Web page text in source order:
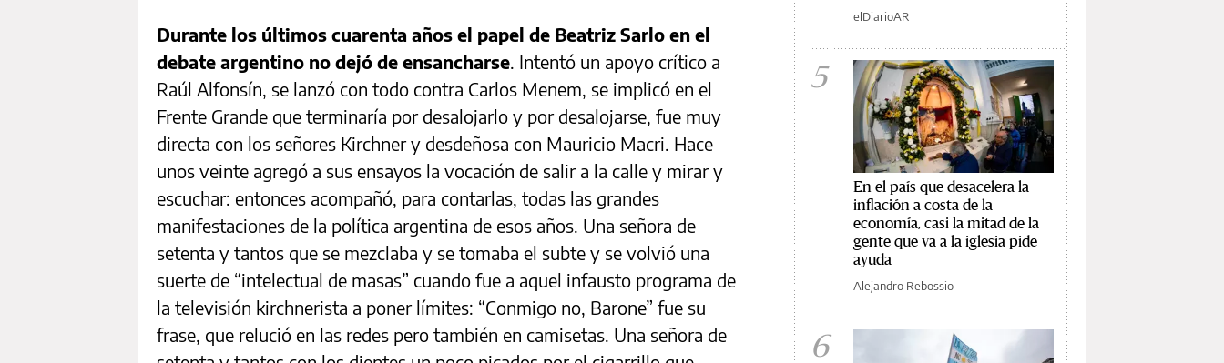
Durante los últimos cuarenta años el papel de Beatriz Sarlo en el
debate argentino no dejó de ensancharse. Intentó un apoyo crítico a
Raúl Alfonsín, se lanzó con todo contra Carlos Menem, se implicó en el
Frente Grande que terminaría por desalojarlo y por desalojarse, fue muy
directa con los señores Kirchner y desdeñosa con Mauricio Macri. Hace
unos veinte agregó a sus ensayos la vocación de salir a la calle y mirar y
escuchar: entonces acompañó, para contarlas, todas las grandes
manifestaciones de la política argentina de esos años. Una señora de
setenta y tantos que se mezclaba y se tomaba el subte y se volvió una
suerte de “intelectual de masas” cuando fue a aquel infausto programa de
la televisión kirchnerista a poner límites: “Conmigo no, Barone” fue su
frase, que relució en las redes pero también en camisetas. Una señora de
elDiarioAR
5
En el país que desacelera la
inflación a costa de la
economía, casi la mitad de la
gente que va a la iglesia pide
ayuda
Alejandro Rebossio
6